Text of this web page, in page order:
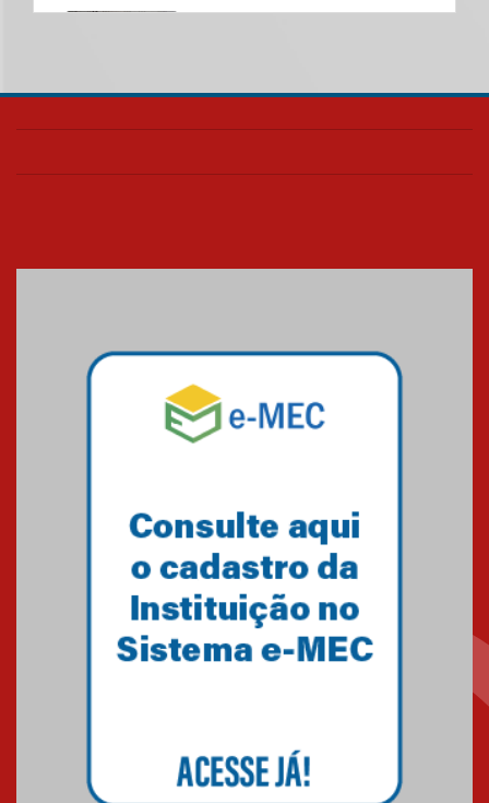
realizará nova edição da Feira
04.08.2026
Mackenzie recepciona os
calouros do segundo semestre
Como o Colégio Mackenzie
Brasília prepara seus
estudantes para o PAS antes
mesmo do Ensino Médio
04.08.2026